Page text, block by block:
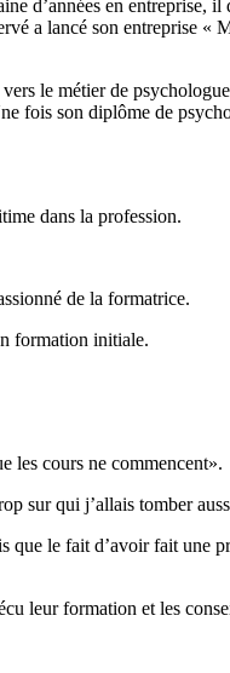
d’années en entreprise,
a lancé son entreprise «
le métier de
fois son diplôme de
dans la profession.
de la formatrice.
formation initiale.
les cours ne commencent».
sur qui j’allais tomber
que le fait d’avoir fait une
leur formation et les